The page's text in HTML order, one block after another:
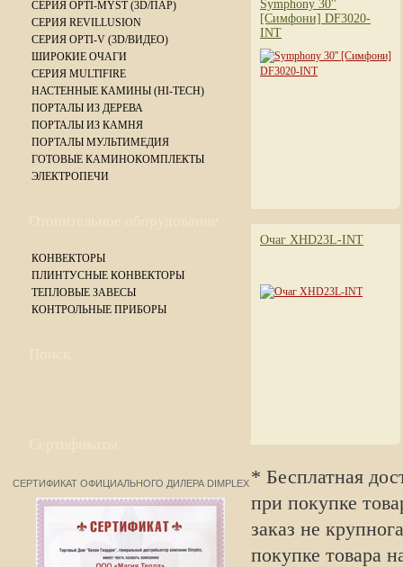
СЕРИЯ OPTI-MYST (3D/ПАР)
СЕРИЯ REVILLUSION
СЕРИЯ OPTI-V (3D/ВИДЕО)
ШИРОКИЕ ОЧАГИ
СЕРИЯ MULTIFIRE
НАСТЕННЫЕ КАМИНЫ (HI-TECH)
ПОРТАЛЫ ИЗ ДЕРЕВА
ПОРТАЛЫ ИЗ КАМНЯ
ПОРТАЛЫ МУЛЬТИМЕДИЯ
ГОТОВЫЕ КАМИНОКОМПЛЕКТЫ
ЭЛЕКТРОПЕЧИ
КОНВЕКТОРЫ
ПЛИНТУСНЫЕ КОНВЕКТОРЫ
ТЕПЛОВЫЕ ЗАВЕСЫ
КОНТРОЛЬНЫЕ ПРИБОРЫ
СЕРТИФИКАТ ОФИЦИАЛЬНОГО ДИЛЕРА DIMPLEX
Symphony 30''
[Симфони] DF3020-
INT
Очаг XHD23L-INT
* Бесплатная
при покупке
заказ не
покупке товара